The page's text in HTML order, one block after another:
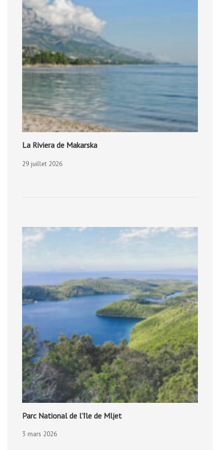
La Riviera de Makarska
29 juillet 2026
Parc National de l’île de Mljet
3 mars 2026